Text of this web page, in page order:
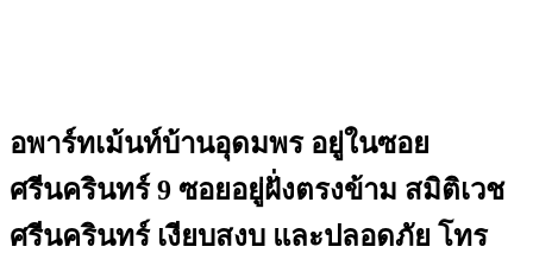
อพาร์ทเม้นท์บ้านอุดมพร อยู่ในซอย
ศรีนครินทร์ 9 ซอยอยู่ฝั่งตรงข้าม สมิติเวช
ศรีนครินทร์ เงียบสงบ และปลอดภัย โทร